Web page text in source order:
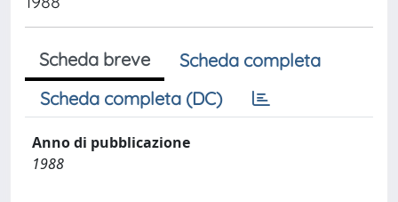
Scheda breve
Scheda completa
Scheda completa (DC)
Anno di pubblicazione
1988